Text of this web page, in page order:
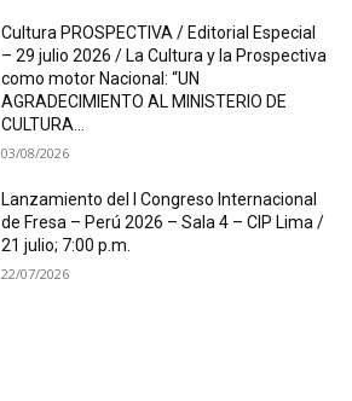
Cultura PROSPECTIVA / Editorial Especial
– 29 julio 2026 / La Cultura y la Prospectiva
como motor Nacional: “UN
AGRADECIMIENTO AL MINISTERIO DE
CULTURA...
03/08/2026
Lanzamiento del I Congreso Internacional
de Fresa – Perú 2026 – Sala 4 – CIP Lima /
21 julio; 7:00 p.m.
22/07/2026